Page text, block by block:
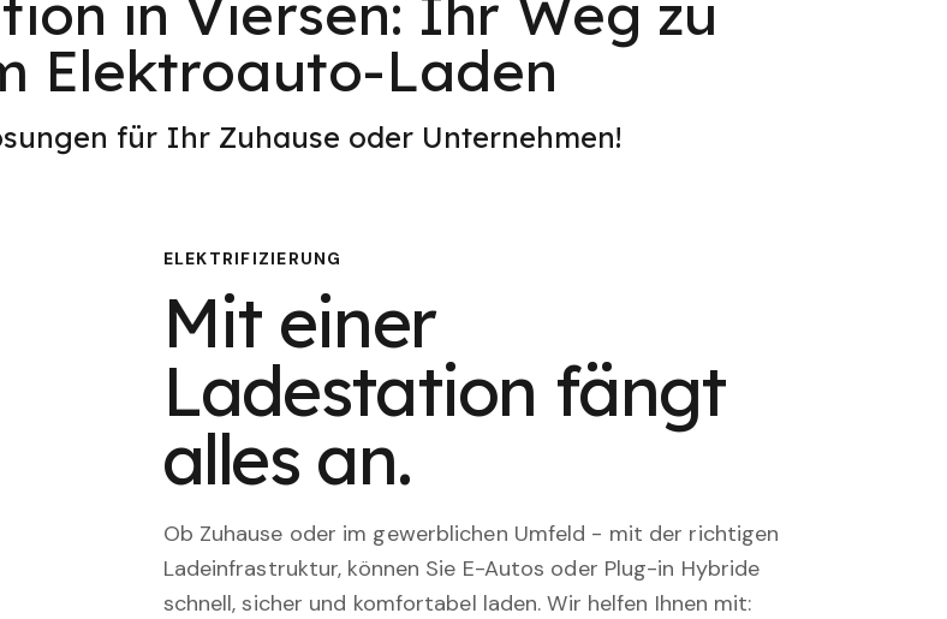
Elektroauto-Laden
für Ihr Zuhause oder Unternehmen!
ELEKTRIFIZIERUNG
Mit einer
Ladestation fängt
alles an.
Ob Zuhause oder im gewerblichen Umfeld - mit der richtigen
Ladeinfrastruktur, können Sie E-Autos oder Plug-in Hybride
schnell, sicher und komfortabel laden. Wir helfen Ihnen mit: